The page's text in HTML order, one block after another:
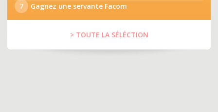
7
Gagnez une servante Facom
> TOUTE LA SÉLÉCTION